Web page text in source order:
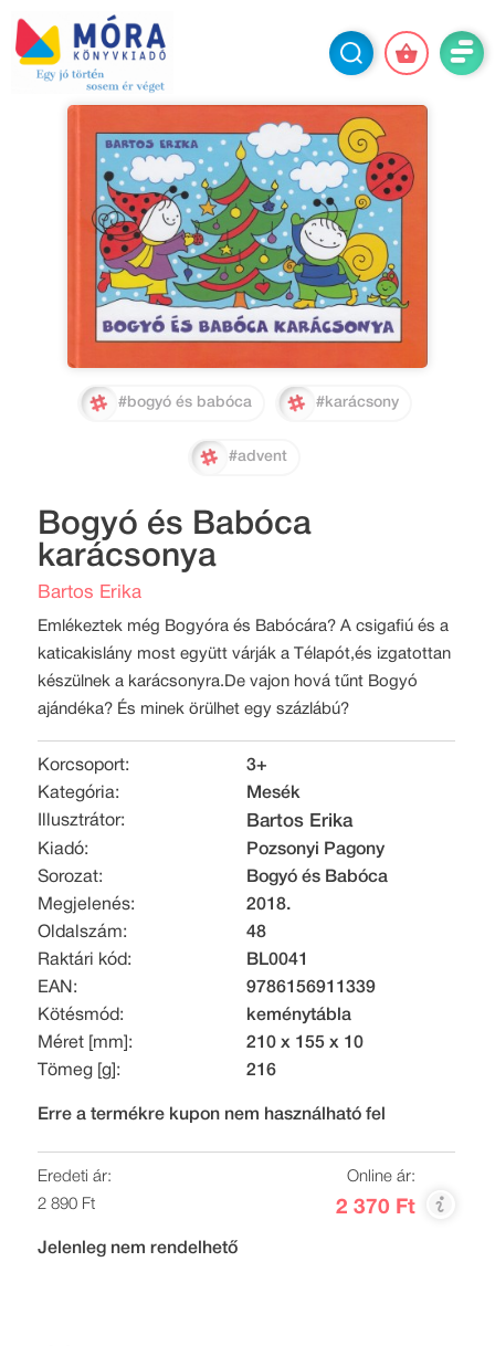
#bogyó és babóca #karácsony
#advent
Bogyó és Babóca
karácsonya
Bartos Erika
Emlékeztek még Bogyóra és Babócára? A csigafiú és a
katicakislány most együtt várják a Télapót,és izgatottan
készülnek a karácsonyra.De vajon hová tűnt Bogyó
ajándéka? És minek örülhet egy százlábú?
Korcsoport:
3+
Kategória:
Mesék
Illusztrátor:
Bartos Erika
Kiadó:
Pozsonyi Pagony
Sorozat:
Bogyó és Babóca
Megjelenés:
2018.
Oldalszám:
48
Raktári kód:
BL0041
EAN:
9786156911339
Kötésmód:
keménytábla
Méret [mm]:
210 x 155 x 10
Tömeg [g]:
216
Erre a termékre kupon nem használható fel
Eredeti ár:
2 890 Ft
Online ár:
2 370 Ft
Jelenleg nem rendelhető